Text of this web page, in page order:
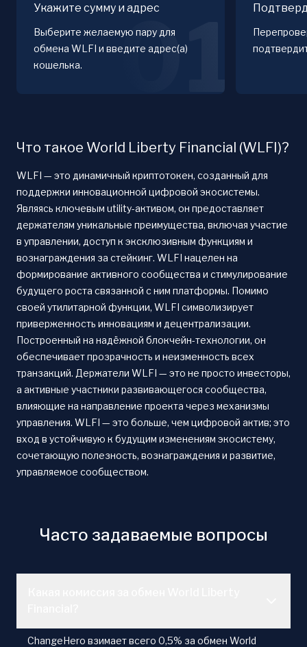
Укажите сумму и адрес
Выберите желаемую пару для
обмена WLFI и введите адрес(а)
кошелька.
01
Что такое World Liberty Financial (WLFI)?
WLFI — это динамичный криптотокен, созданный для
поддержки инновационной цифровой экосистемы.
Являясь ключевым utility-активом, он предоставляет
держателям уникальные преимущества, включая участие
в управлении, доступ к эксклюзивным функциям и
вознаграждения за стейкинг. WLFI нацелен на
формирование активного сообщества и стимулирование
будущего роста связанной с ним платформы. Помимо
своей утилитарной функции, WLFI символизирует
приверженность инновациям и децентрализации.
Построенный на надёжной блокчейн-технологии, он
обеспечивает прозрачность и неизменность всех
транзакций. Держатели WLFI — это не просто инвесторы,
а активные участники развивающегося сообщества,
влияющие на направление проекта через механизмы
управления. WLFI — это больше, чем цифровой актив; это
вход в устойчивую к будущим изменениям экосистему,
сочетающую полезность, вознаграждения и развитие,
управляемое сообществом.
Часто задаваемые вопросы
ChangeHero взимает всего 0,5% за обмен World